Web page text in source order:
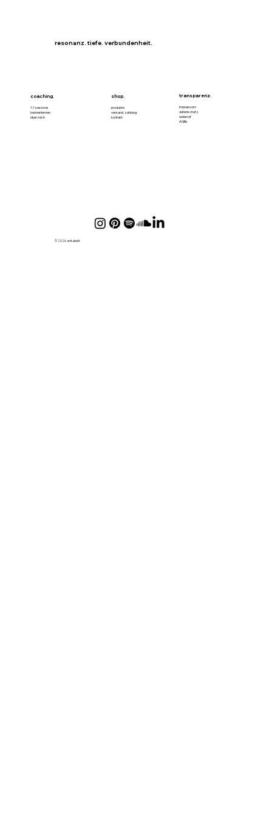
resonanz. tiefe. verbundenheit.
coaching.
1:1 sessions
kennenlernen
über mich
shop.
produkte
versand. zahlung.
kontakt
transparenz.
impressum
datenschutz
widerruf
AGBs
© 2026 anitaliebt